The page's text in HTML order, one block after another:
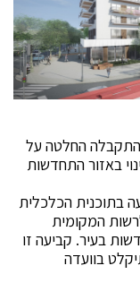
התקבלה החלטה על
באזור התחדשות
בתוכנית הכלכלית
לרשות המקומית
בעיר. קביעה זו
בוועדה